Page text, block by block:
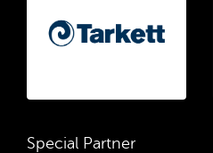
Special Partner